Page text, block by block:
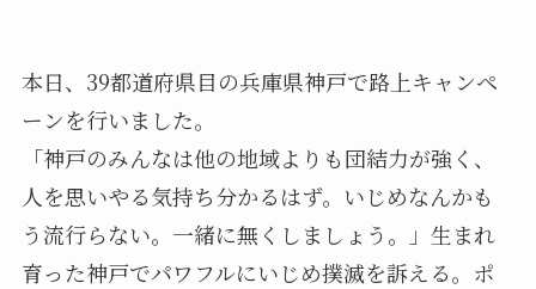
本日、39都道府県目の兵庫県神戸で路上キャンペ
ーンを行いました。
「神戸のみんなは他の地域よりも団結力が強く、
人を思いやる気持ち分かるはず。いじめなんかも
う流行らない。一緒に無くしましょう。」生まれ
育った神戸でパワフルにいじめ撲滅を訴える。ポ